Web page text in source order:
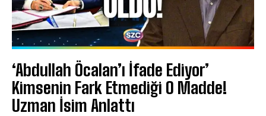
‘Abdullah Öcalan’ı İfade Ediyor’
Kimsenin Fark Etmediği O Madde!
Uzman İsim Anlattı